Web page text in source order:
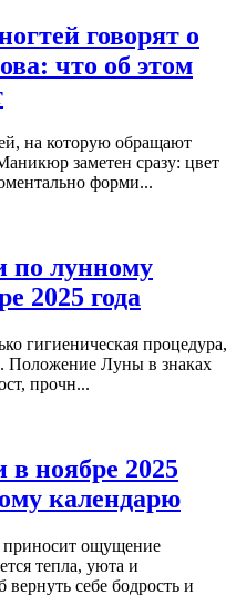
говорят о
что об этом
на которую обращают
заметен сразу: цвет
форми...
по лунному
2025 года
гигиеническая процедура,
Положение Луны в знаках
прочн...
в ноябре 2025
календарю
приносит ощущение
тепла, уюта и
себе бодрость и